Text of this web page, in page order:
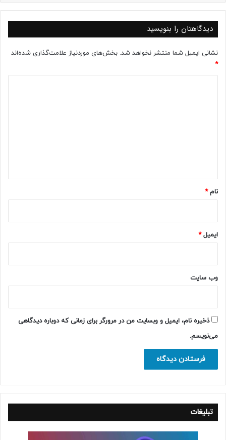
دیدگاهتان را بنویسید
نشانی ایمیل شما منتشر نخواهد شد. بخش‌های موردنیاز علامت‌گذاری شده‌اند
*
نام*
ایمیل*
وب‌ سایت
ذخیره نام، ایمیل و وبسایت من در مرورگر برای زمانی که دوباره دیدگاهی
می‌نویسم.
تبلیغات